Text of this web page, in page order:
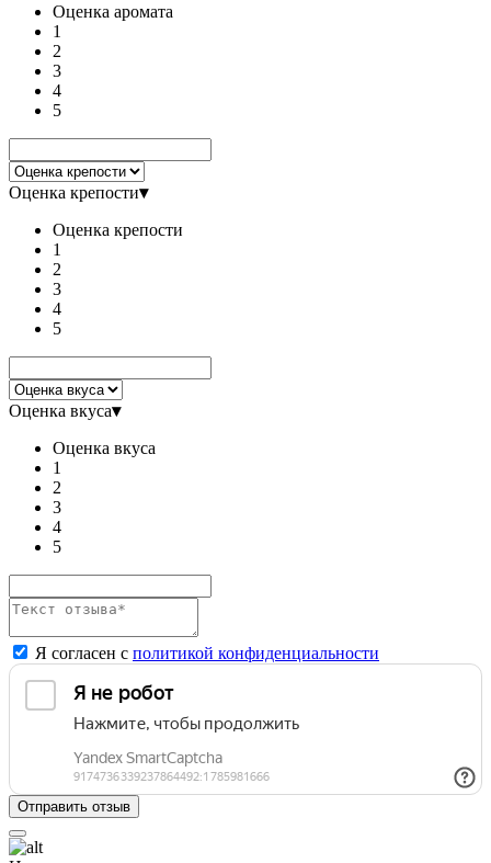
Оценка аромата
1
2
3
4
5
Оценка крепости▾
Оценка крепости
1
2
3
4
5
Оценка вкуса▾
Оценка вкуса
1
2
3
4
5
Я согласен с политикой конфиденциальности